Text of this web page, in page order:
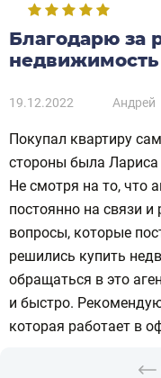
Благодарю за
19.12.2022 Андрей
Покупал квартиру
стороны была Лариса
Не смотря на то, что
постоянно на связи
вопросы, которые
решились купить
обращаться в это
и быстро.
которая работает в